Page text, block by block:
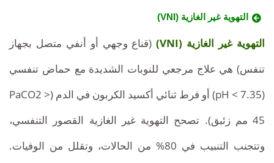
التهوية غير الغازية (VNI)
التهوية غير الغازية (VNI)
(قناع وجهي أو أنفي متصل بجهاز
تنفس) هي علاج مرجعي للنوبات الشديدة مع حماض تنفسي
(pH < 7.35) أو فرط ثنائي أكسيد الكربون في الدم (PaCO2 >
45 مم زئبق). تصحح التهوية غير الغازية القصور التنفسي،
وتتجنب التنبيب في 80% من الحالات، وتقلل من الوفيات.